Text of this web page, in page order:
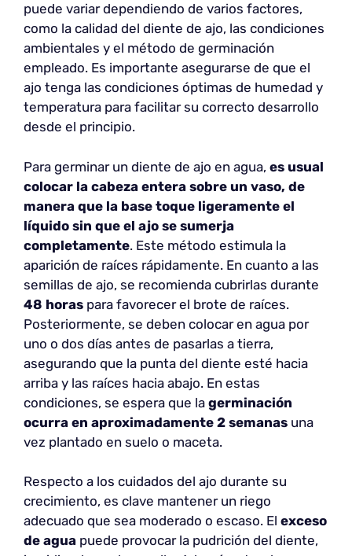
puede variar dependiendo de varios factores,
como la calidad del diente de ajo, las condiciones
ambientales y el método de germinación
empleado. Es importante asegurarse de que el
ajo tenga las condiciones óptimas de humedad y
temperatura para facilitar su correcto desarrollo
desde el principio.
Para germinar un diente de ajo en agua, es usual
colocar la cabeza entera sobre un vaso, de
manera que la base toque ligeramente el
líquido sin que el ajo se sumerja
completamente. Este método estimula la
aparición de raíces rápidamente. En cuanto a las
semillas de ajo, se recomienda cubrirlas durante
48 horas para favorecer el brote de raíces.
Posteriormente, se deben colocar en agua por
uno o dos días antes de pasarlas a tierra,
asegurando que la punta del diente esté hacia
arriba y las raíces hacia abajo. En estas
condiciones, se espera que la germinación
ocurra en aproximadamente 2 semanas una
vez plantado en suelo o maceta.
Respecto a los cuidados del ajo durante su
crecimiento, es clave mantener un riego
adecuado que sea moderado o escaso. El exceso
de agua puede provocar la pudrición del diente,